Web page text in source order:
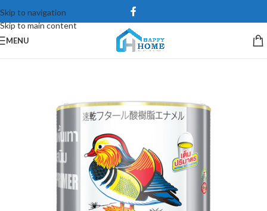
Skip to navigation
Skip to main content
MENU